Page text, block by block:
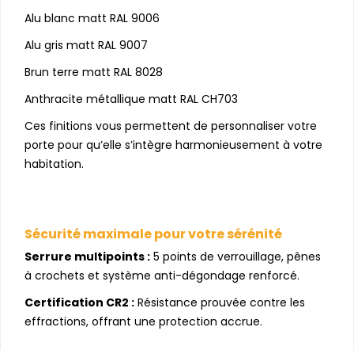
Alu blanc matt RAL 9006
Alu gris matt RAL 9007
Brun terre matt RAL 8028
Anthracite métallique matt RAL CH703
Ces finitions vous permettent de personnaliser votre
porte pour qu’elle s’intègre harmonieusement à votre
habitation.
Sécurité maximale pour votre sérénité
Serrure multipoints : 5 points de verrouillage, pênes
à crochets et système anti-dégondage renforcé.
Certification CR2 : Résistance prouvée contre les
effractions, offrant une protection accrue.